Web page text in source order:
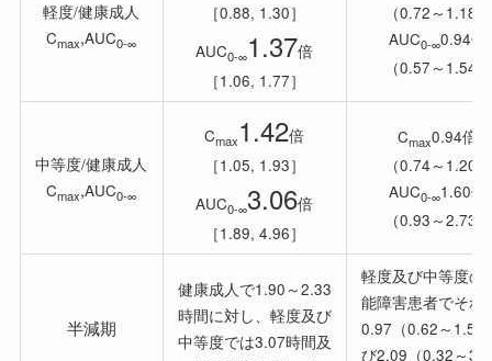
軽度/健康成人
Cmax,AUC0-∞
［0.88, 1.30］
AUC0-∞1.37倍
［1.06, 1.77］
（0.72～1.18）
AUC0-∞0.94倍
（0.57～1.54）
中等度/健康成人
Cmax,AUC0-∞
Cmax1.42倍
［1.05, 1.93］
AUC0-∞3.06倍
［1.89, 4.96］
Cmax0.94倍
（0.74～1.20）
AUC0-∞1.60倍
（0.93～2.73）
半減期
健康成人で1.90～2.33
時間に対し、軽度及び
中等度では3.07時間及
軽度及び中等度の
能障害患者でそれ
0.97（0.62～1.53
び2.09（0.32～